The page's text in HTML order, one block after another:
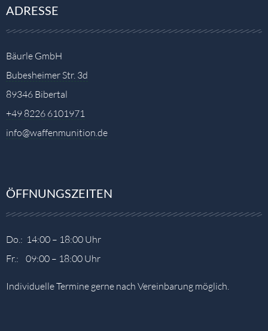
ADRESSE
Bäurle GmbH
Bubesheimer Str. 3d
89346 Bibertal
+49 8226 6101971
info@waffenmunition.de
ÖFFNUNGSZEITEN
Do.: 14:00 – 18:00 Uhr
Fr.: 09:00 – 18:00 Uhr
Individuelle Termine gerne nach Vereinbarung möglich.